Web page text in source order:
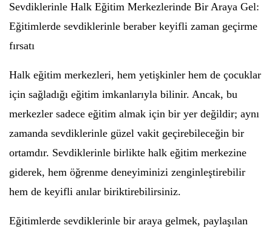
Sevdiklerinle Halk Eğitim Merkezlerinde Bir Araya Gel:
Eğitimlerde sevdiklerinle beraber keyifli zaman geçirme
fırsatı
Halk eğitim merkezleri, hem yetişkinler hem de çocuklar
için sağladığı eğitim imkanlarıyla bilinir. Ancak, bu
merkezler sadece eğitim almak için bir yer değildir; aynı
zamanda sevdiklerinle güzel vakit geçirebileceğin bir
ortamdır. Sevdiklerinle birlikte halk eğitim merkezine
giderek, hem öğrenme deneyiminizi zenginleştirebilir
hem de keyifli anılar biriktirebilirsiniz.
Eğitimlerde sevdiklerinle bir araya gelmek, paylaşılan